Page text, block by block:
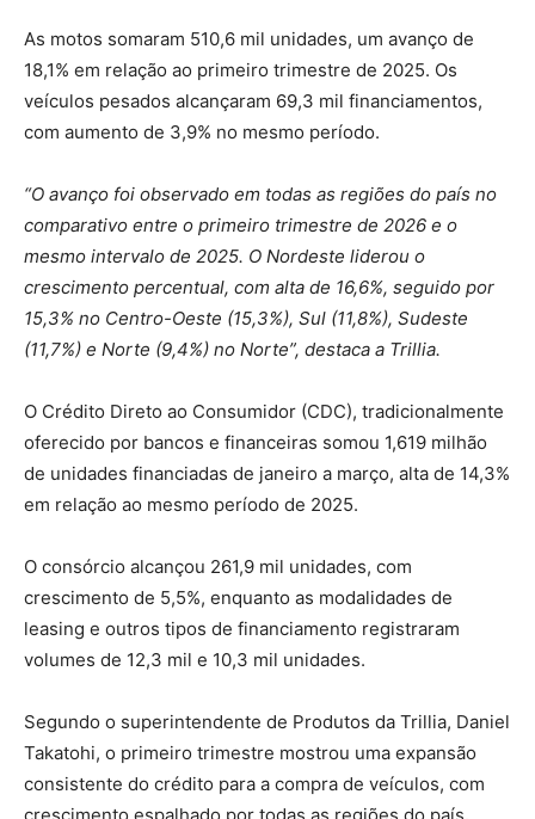
As motos somaram 510,6 mil unidades, um avanço de
18,1% em relação ao primeiro trimestre de 2025. Os
veículos pesados alcançaram 69,3 mil financiamentos,
com aumento de 3,9% no mesmo período.
“O avanço foi observado em todas as regiões do país no
comparativo entre o primeiro trimestre de 2026 e o
mesmo intervalo de 2025. O Nordeste liderou o
crescimento percentual, com alta de 16,6%, seguido por
15,3% no Centro-Oeste (15,3%), Sul (11,8%), Sudeste
(11,7%) e Norte (9,4%) no Norte”, destaca a Trillia.
O Crédito Direto ao Consumidor (CDC), tradicionalmente
oferecido por bancos e financeiras somou 1,619 milhão
de unidades financiadas de janeiro a março, alta de 14,3%
em relação ao mesmo período de 2025.
O consórcio alcançou 261,9 mil unidades, com
crescimento de 5,5%, enquanto as modalidades de
leasing e outros tipos de financiamento registraram
volumes de 12,3 mil e 10,3 mil unidades.
Segundo o superintendente de Produtos da Trillia, Daniel
Takatohi, o primeiro trimestre mostrou uma expansão
consistente do crédito para a compra de veículos, com